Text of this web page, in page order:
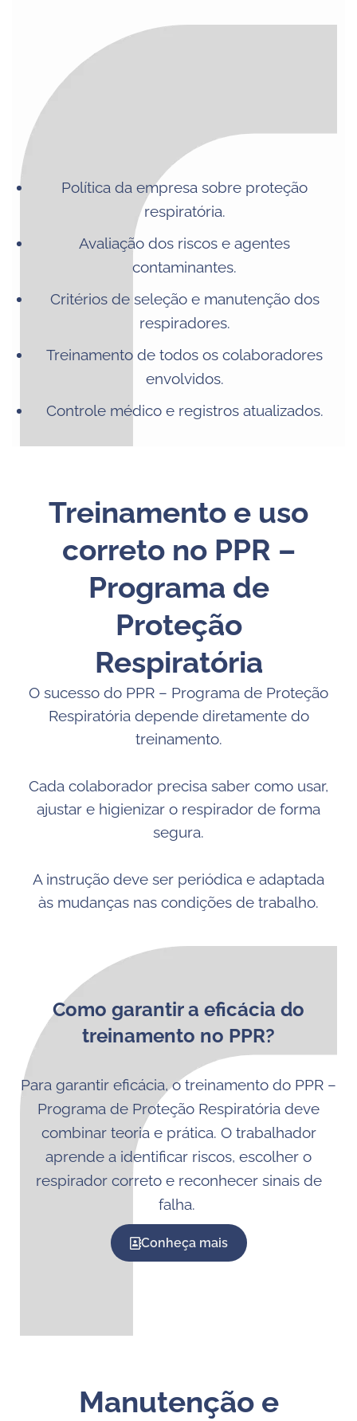
Política da empresa sobre proteção
respiratória.
Avaliação dos riscos e agentes
contaminantes.
Critérios de seleção e manutenção dos
respiradores.
Treinamento de todos os colaboradores
envolvidos.
Controle médico e registros atualizados.
Treinamento e uso
correto no PPR –
Programa de
Proteção
Respiratória
O sucesso do PPR – Programa de Proteção
Respiratória depende diretamente do
treinamento.
Cada colaborador precisa saber como usar,
ajustar e higienizar o respirador de forma
segura.
A instrução deve ser periódica e adaptada
às mudanças nas condições de trabalho.
Como garantir a eficácia do
treinamento no PPR?
Para garantir eficácia, o treinamento do PPR –
Programa de Proteção Respiratória deve
combinar teoria e prática. O trabalhador
aprende a identificar riscos, escolher o
respirador correto e reconhecer sinais de
falha.
Conheça mais
Manutenção e